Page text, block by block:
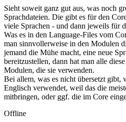
Sieht soweit ganz gut aus, was noch
Sprachdateien. Die gibt es für den
viele Sprachen - und dann jeweils für
Was es in den Language-Files vom
man sinnvollerweise in den Modulen
jemand die Mühe macht, eine neue
bereitzustellen, dann hat man alle
Modulen, die sie verwenden.
Bei allem, was es nicht übersetzt
Englisch verwendet, weil das die
mitbringen, oder ggf. die im Core
Offline